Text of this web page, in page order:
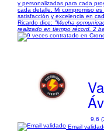
y personalizadas para cada
cada detalle. Mi compromiso
satisfacción y excelencia en
Ricardo dice: "Mucha
realizado en tiempo récord. 2
9,6
Email